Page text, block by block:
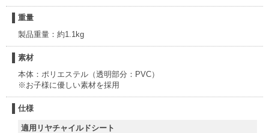
重量
製品重量：約1.1kg
素材
本体：ポリエステル（透明部分：PVC）
※お子様に優しい素材を採用
仕様
適用リヤチャイルドシート